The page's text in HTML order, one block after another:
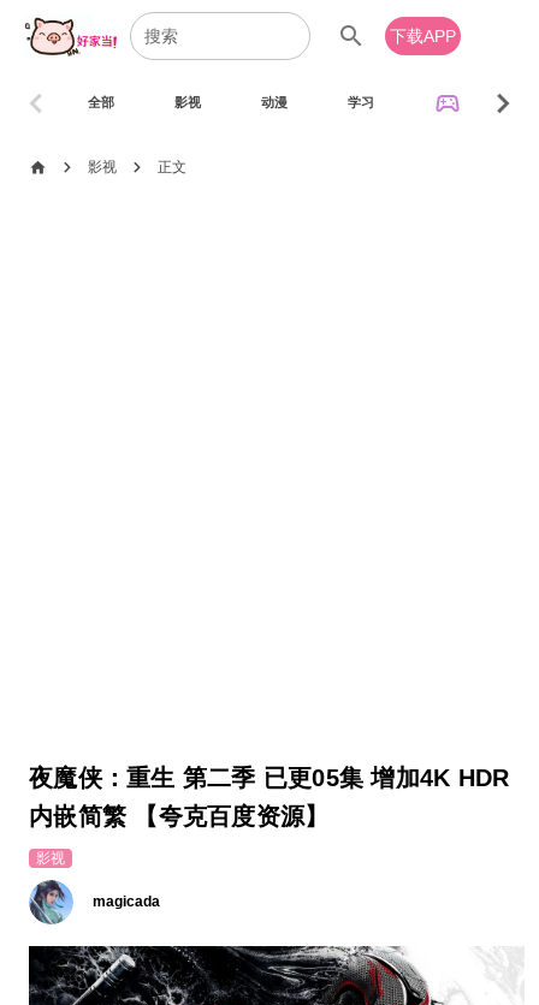
search 下载APP
全部 影视 动漫 学习 sports_esports
chevron_left chevron_right
home chevron_right 影视 chevron_right 正文
夜魔侠：重生 第二季 已更05集 增加4K HDR
内嵌简繁 【夸克百度资源】
影视
magicada